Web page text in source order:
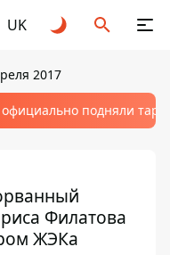
UK
2017
подняли
Филатова
ЖЭКа